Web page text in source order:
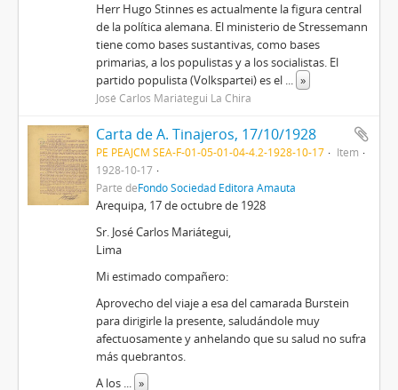
Herr Hugo Stinnes es actualmente la figura central
de la política alemana. El ministerio de Stressemann
tiene como bases sustantivas, como bases
primarias, a los populistas y a los socialistas. El
partido populista (Volkspartei) es el ... »
José Carlos Mariátegui La Chira
Carta de A. Tinajeros, 17/10/1928
PE PEAJCM SEA-F-01-05-01-04-4.2-1928-10-17
Item
1928-10-17
Parte deFondo Sociedad Editora Amauta
Arequipa, 17 de octubre de 1928
Sr. José Carlos Mariátegui,
Lima
Mi estimado compañero:
Aprovecho del viaje a esa del camarada Burstein
para dirigirle la presente, saludándole muy
afectuosamente y anhelando que su salud no sufra
más quebrantos.
A los ... »